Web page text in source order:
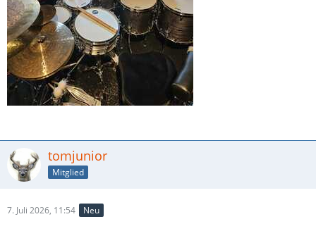
tomjunior
Mitglied
7. Juli 2026, 11:54 Neu